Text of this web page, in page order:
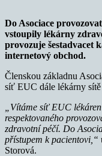
Do Asociace
vstoupily lékárny
provozuje šestadvacet
internetový obchod.
Členskou základnu
síť EUC dále lékárny
„Vítáme síť EUC
respektovaného
zdravotní péčí. Do
přístupem k pacientovi,“
Storová.